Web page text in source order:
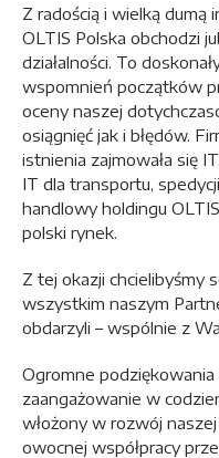
Z radością i wielką dumą
OLTIS Polska obchodzi
działalności. To
wspomnień początków
oceny naszej
osiągnięć jak i błędów.
istnienia zajmowała się
IT dla transportu,
handlowy holdingu
polski rynek.
Z tej okazji chcielibyśmy
wszystkim naszym
obdarzyli – wspólnie z
Ogromne podziękowania
zaangażowanie w
włożony w rozwój
owocnej współpracy